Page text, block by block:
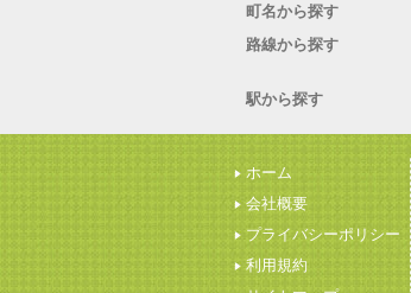
町名から探す
路線から探す
駅から探す
ホーム
会社概要
プライバシーポリシー
利用規約